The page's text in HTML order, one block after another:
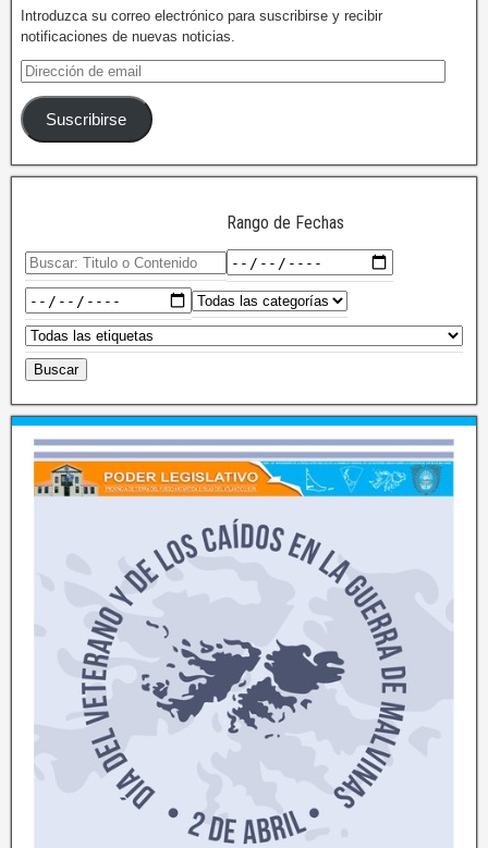
Introduzca su correo electrónico para suscribirse y recibir
notificaciones de nuevas noticias.
Suscribirse
Rango de Fechas